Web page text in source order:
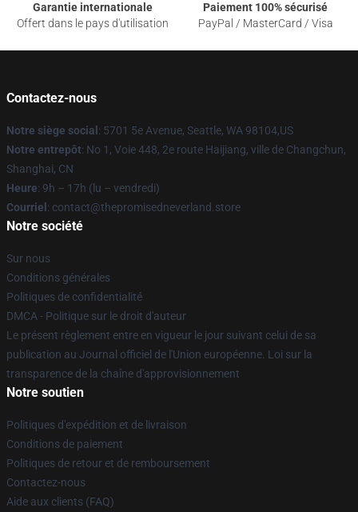
Garantie internationale
Offert dans le pays d'utilisation
Paiement 100% sécurisé
PayPal / MasterCard / Visa
Contactez-nous
Notre siège social : 5701 5e Avenue, Seattle, WA 98104,US
Notre entrepôt: No 1, Voie 448, 2e route Haijiang, ville de Changchun,
Shanghai, CN
Heure: 9h – 17h (lu – vendredi)
Courriel : contact@thepromisedneverland.store
Notre société
Sur nous
Conditions générales
Politiques de confidentialité
DMCA - Politique sur le droit d'auteur
Le présent règlement entre en vigueur le jour suivant celui de sa
publication au Journal officiel de l'Union européenne. Loi sur la
transparence de la chaîne d'approvisionnement
Notre soutien
Politiques d'expédition et de livraison
Conditions de paiement
Politiques de retour et de remboursement
Contactez-nous
Aide aux clients (FAQ)